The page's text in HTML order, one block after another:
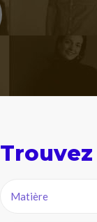
Très
en cinquième)